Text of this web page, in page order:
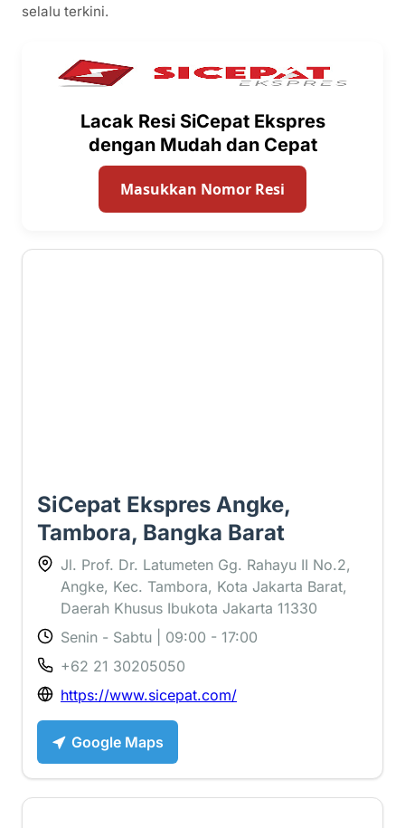
selalu terkini.
Lacak Resi SiCepat Ekspres
dengan Mudah dan Cepat
Masukkan Nomor Resi
SiCepat Ekspres Angke,
Tambora, Bangka Barat
Jl. Prof. Dr. Latumeten Gg. Rahayu II No.2,
Angke, Kec. Tambora, Kota Jakarta Barat,
Daerah Khusus Ibukota Jakarta 11330
Senin - Sabtu | 09:00 - 17:00
+62 21 30205050
https://www.sicepat.com/
Google Maps